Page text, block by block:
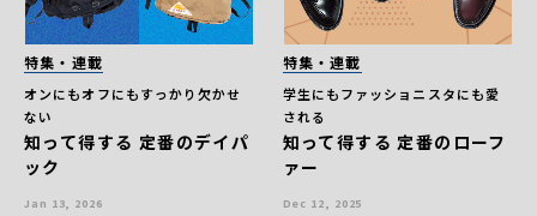
特集・連載
オンにもオフにもすっかり欠かせ
ない
知って得する 定番のデイパ
ック
Jan 13, 2026
特集・連載
学生にもファッショニスタにも愛
される
知って得する 定番のローフ
ァー
Dec 12, 2025